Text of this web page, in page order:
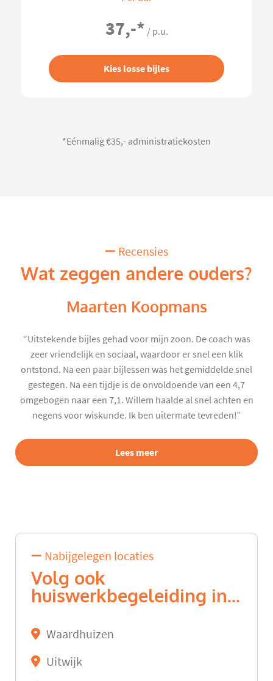
37,-* / p.u.
Kies losse bijles
*Eénmalig €35,- administratiekosten
Recensies
Wat zeggen andere ouders?
Maarten Koopmans
“Uitstekende bijles gehad voor mijn zoon. De coach was
zeer vriendelijk en sociaal, waardoor er snel een klik
ontstond. Na een paar bijlessen was het gemiddelde snel
gestegen. Na een tijdje is de onvoldoende van een 4,7
omgebogen naar een 7,1. Willem haalde al snel achten en
negens voor wiskunde. Ik ben uitermate tevreden!”
Lees meer
Nabijgelegen locaties
Volg ook
huiswerkbegeleiding in...
Waardhuizen
Uitwijk